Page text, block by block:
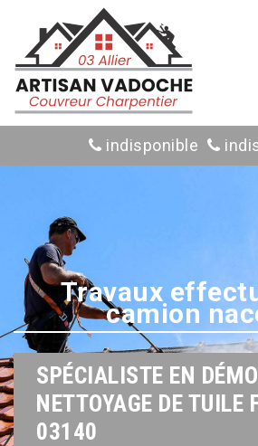
indisponible
Travaux
camion
SPÉCIALISTE EN
NETTOYAGE DE TUILE
03140